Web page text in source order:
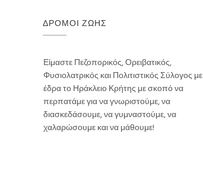
ΔΡΌΜΟΙ ΖΩΉΣ
Είμαστε Πεζοπορικός, Ορειβατικός,
Φυσιολατρικός και Πολιτιστικός Σύλογος με
έδρα το Ηράκλειο Κρήτης με σκοπό να
περπατάμε για να γνωριστούμε, να
διασκεδάσουμε, να γυμναστούμε, να
χαλαρώσουμε και να μάθουμε!